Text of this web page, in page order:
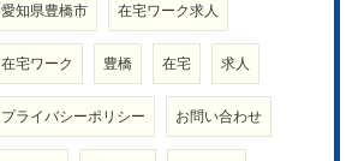
愛知県豊橋市 在宅ワーク求人
在宅ワーク 豊橋 在宅 求人
プライバシーポリシー お問い合わせ